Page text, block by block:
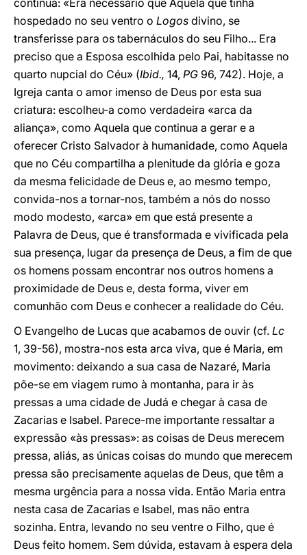
continua: «Era necessário que Aquela que tinha
hospedado no seu ventro o Logos divino, se
transferisse para os tabernáculos do seu Filho... Era
preciso que a Esposa escolhida pelo Pai, habitasse no
quarto nupcial do Céu» (Ibid., 14, PG 96, 742). Hoje, a
Igreja canta o amor imenso de Deus por esta sua
criatura: escolheu-a como verdadeira «arca da
aliança», como Aquela que continua a gerar e a
oferecer Cristo Salvador à humanidade, como Aquela
que no Céu compartilha a plenitude da glória e goza
da mesma felicidade de Deus e, ao mesmo tempo,
convida-nos a tornar-nos, também a nós do nosso
modo modesto, «arca» em que está presente a
Palavra de Deus, que é transformada e vivificada pela
sua presença, lugar da presença de Deus, a fim de que
os homens possam encontrar nos outros homens a
proximidade de Deus e, desta forma, viver em
comunhão com Deus e conhecer a realidade do Céu.
O Evangelho de Lucas que acabamos de ouvir (cf. Lc
1, 39-56), mostra-nos esta arca viva, que é Maria, em
movimento: deixando a sua casa de Nazaré, Maria
põe-se em viagem rumo à montanha, para ir às
pressas a uma cidade de Judá e chegar à casa de
Zacarias e Isabel. Parece-me importante ressaltar a
expressão «às pressas»: as coisas de Deus merecem
pressa, aliás, as únicas coisas do mundo que merecem
pressa são precisamente aquelas de Deus, que têm a
mesma urgência para a nossa vida. Então Maria entra
nesta casa de Zacarias e Isabel, mas não entra
sozinha. Entra, levando no seu ventre o Filho, que é
Deus feito homem. Sem dúvida, estavam à espera dela